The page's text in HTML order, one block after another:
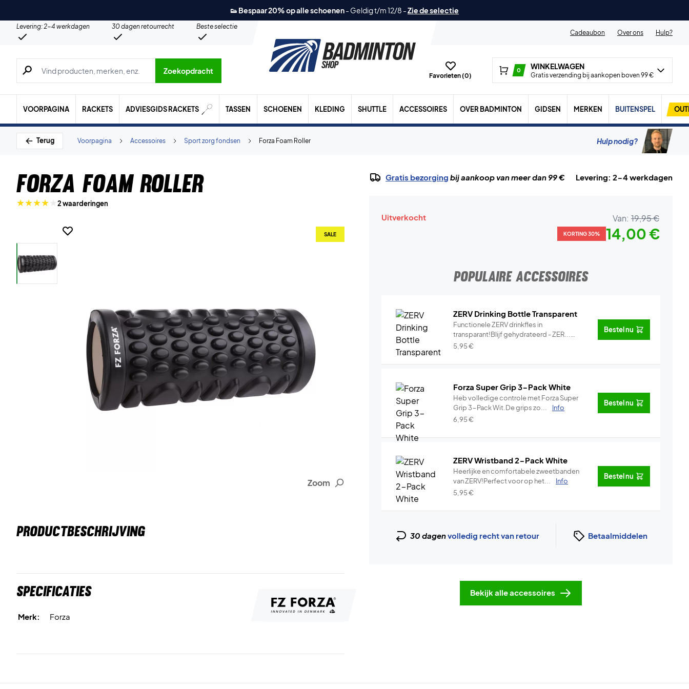
👟 Bespaar 20% op alle schoenen- Geldig t/m 12/8 -Zie de selectie
Levering: 2-4 werkdagen 30 dagen retourrecht
Beste selectie
Cadeaubon
Over ons Hulp?
Zoeken naar producten, merken etc.
Zoekopdracht
Favorieten (0)
0 WINKELWAGEN
Gratis verzending bij aankopen boven 99 €
VOORPAGINA RACKETS ADVIESGIDS RACKETS TASSEN SCHOENEN KLEDING SHUTTLE ACCESSOIRES OVER BADMINTON GIDSEN MERKEN BUITENSPEL
Terug Forza Foam Roller
Sport zorg fondsen
Accessoires
Voorpagina Hulp nodig?
Forza Foam Roller
2 waarderingen
Zoom
SALE
PRODUCTBESCHRIJVING
Specificaties
Merk: Forza
Gratis bezorging bij aankoop van meer dan 99 € Levering: 2-4 werkdagen
Uitverkocht Van: 19,95 €
KORTING 30% 14,00 €
POPULAIRE ACCESSOIRES
ZERV Drinking Bottle Transparent
Functionele ZERV drinkfles in
transparant!Blijf gehydrateerd - ZER...
Info
5,95€
Bestel nu
Forza Super Grip 3-Pack White
Heb volledige controle met Forza Super
Grip 3-Pack Wit.De grips zo...
Info
6,95€
Bestel nu
ZERV Wristband 2-Pack White
Heerlijke en comfortabele zweetbanden
van ZERV!Perfect voor op het...
Info
5,95€
Bestel nu
30 dagenvolledig recht van retour Betaalmiddelen
Bekijk alle accessoires